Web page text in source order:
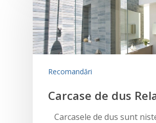
Recomandări
Carcase de dus
Carcasele de dus sunt